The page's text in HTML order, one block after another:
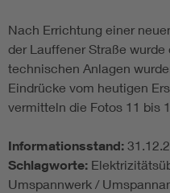
Nach Errichtung einer
der Lauffener Straße
technischen Anlagen
Eindrücke vom heutigen
vermitteln die Fotos 11 bis
Informationsstand:
Schlagworte:
Umspannwerk /